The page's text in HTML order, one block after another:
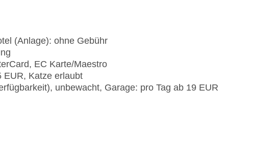
(Anlage): ohne Gebühr
EC Karte/Maestro
EUR, Katze erlaubt
unbewacht, Garage: pro Tag ab 19 EUR